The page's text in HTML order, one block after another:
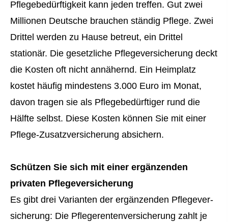
Pflegebedürftigkeit kann jeden treffen. Gut zwei
Millionen Deutsche brauchen ständig Pflege. Zwei
Drittel werden zu Hause betreut, ein Drittel
stationär. Die gesetzliche Pflege­ver­si­che­rung deckt
die Kosten oft nicht annähernd. Ein Heimplatz
kostet häufig mindestens 3.000 Euro im Monat,
davon tragen sie als Pflegebedürftiger rund die
Hälfte selbst. Diese Kosten können Sie mit einer
Pflege-Zusatzversicherung absichern.
Schützen Sie sich mit einer ergänzenden
privaten Pflege­ver­si­che­rung
Es gibt drei Varianten der ergänzenden Pflege­ver­
si­che­rung: Die Pfle­ge­ren­tenversicherung zahlt je